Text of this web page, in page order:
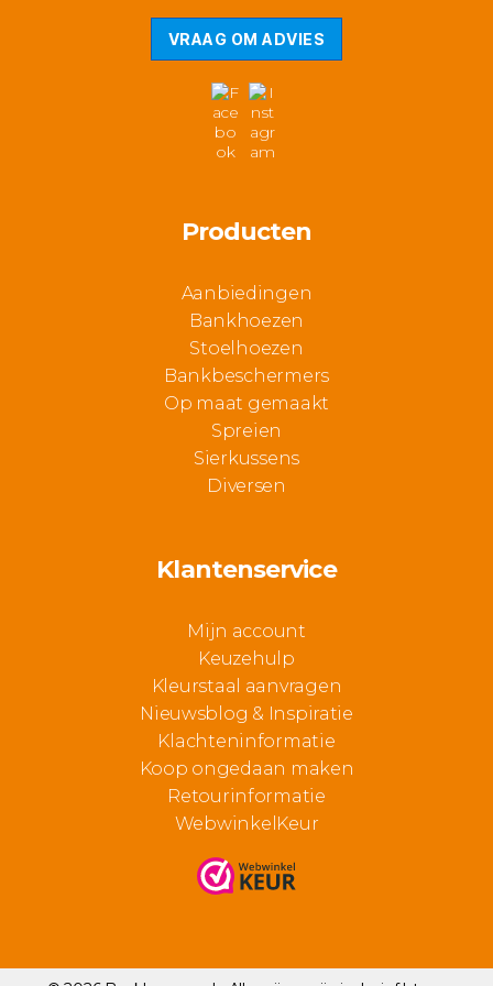
VRAAG OM ADVIES
Producten
Aanbiedingen
Bankhoezen
Stoelhoezen
Bankbeschermers
Op maat gemaakt
Spreien
Sierkussens
Diversen
Klantenservice
Mijn account
Keuzehulp
Kleurstaal aanvragen
Nieuwsblog & Inspiratie
Klachteninformatie
Koop ongedaan maken
Retourinformatie
WebwinkelKeur